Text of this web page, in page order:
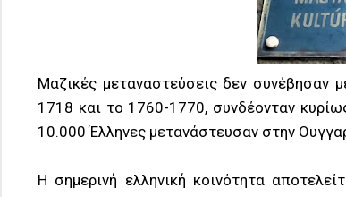
Μαζικές μεταναστεύσεις δεν συνέβησαν
1718 και το 1760-1770, συνδέονταν
10.000 Έλληνες μετανάστευσαν στην
Η σημερινή ελληνική κοινότητα